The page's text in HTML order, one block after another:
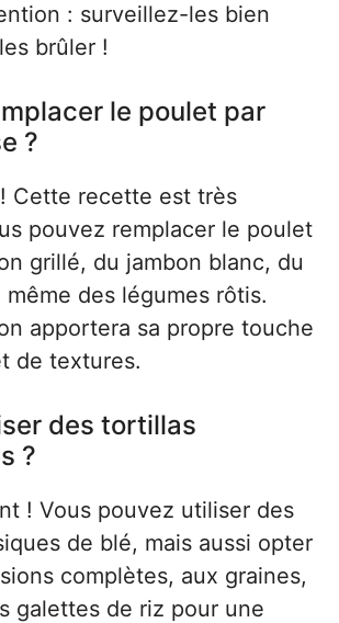
: surveillez-les bien
brûler !
le poulet par
?
Cette recette est très
pouvez remplacer le poulet
grillé, du jambon blanc, du
des légumes rôtis.
apportera sa propre touche
de textures.
des tortillas
?
! Vous pouvez utiliser des
de blé, mais aussi opter
complètes, aux graines,
galettes de riz pour une